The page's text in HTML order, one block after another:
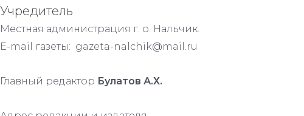
Учредитель
Местная администрация г. о. Нальчик.
E-mail газеты: gazeta-nalchik@mail.ru
Главный редактор Булатов А.Х.